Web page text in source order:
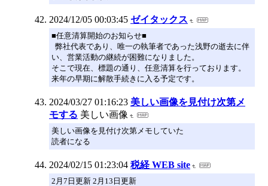
2024/12/05 00:03:45 ゼイタックス
■任意清算開始のお知らせ■
弊社代表であり、唯一の執筆者であった浅野の逝去に伴
い、営業活動の継続が困難になりました。
そこで現在、標題の通り、任意清算を行っております。
来年の早期に解散手続きに入る予定です。
2024/03/27 01:16:23 美しい画像を見付け次第メ
モする 美しい画像
美しい画像を見付け次第メモしていた
読者になる
2024/02/15 01:23:04 税経 WEB site
2月7日更新 2月13日更新